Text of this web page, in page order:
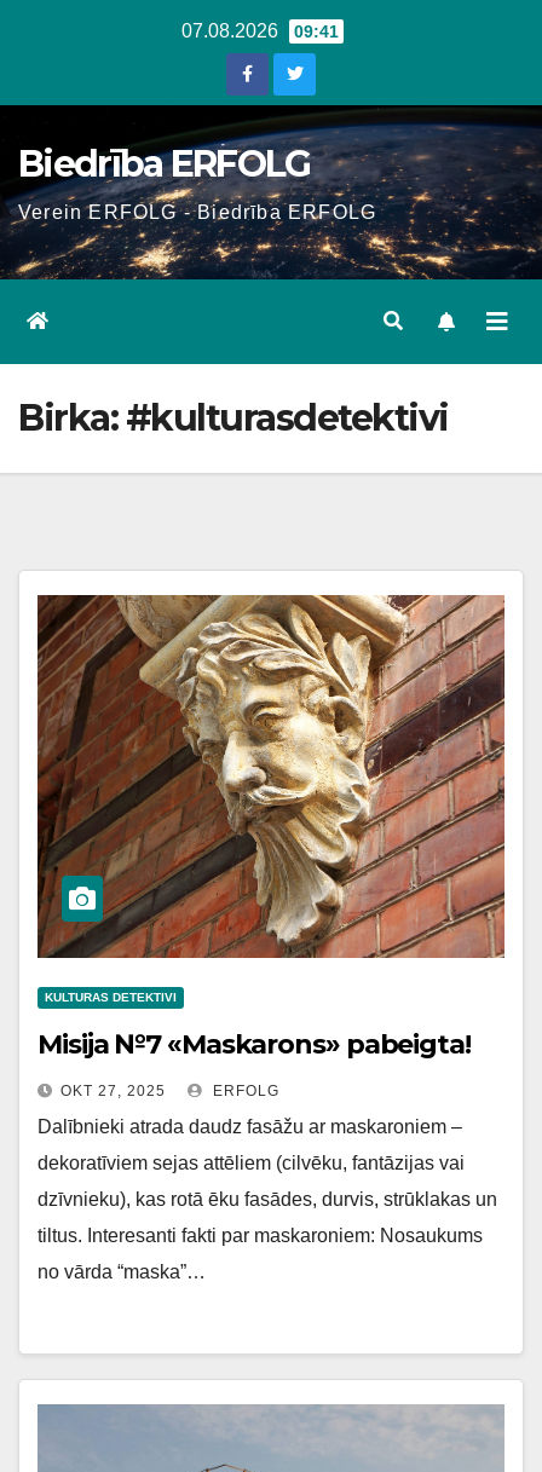
07.08.2026 09:41
Biedrība ERFOLG
Verein ERFOLG - Biedrība ERFOLG
Birka:#kulturasdetektivi
KULTURAS DETEKTIVI
Misija №7 «Maskarons» pabeigta!
OKT 27, 2025 ERFOLG
Dalībnieki atrada daudz fasāžu ar maskaroniem –
dekoratīviem sejas attēliem (cilvēku, fantāzijas vai
dzīvnieku), kas rotā ēku fasādes, durvis, strūklakas un
tiltus. Interesanti fakti par maskaroniem: Nosaukums
no vārda “maska”…